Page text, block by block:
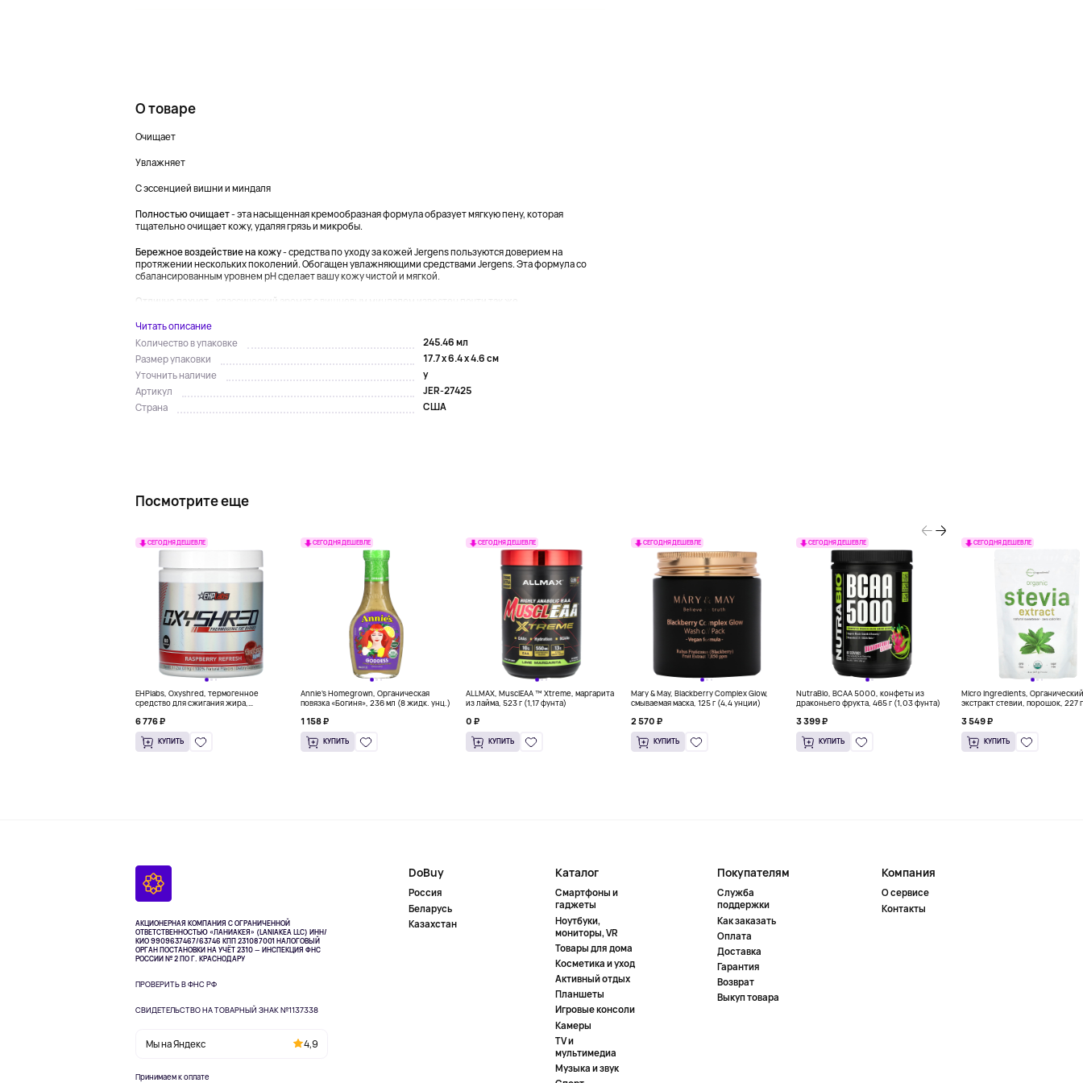
О товаре
Очищает
Увлажняет
С эссенцией вишни и миндаля
Полностью очищает- эта насыщенная кремообразная формула образует мягкую пену, которая
тщательно очищает кожу, удаляя грязь и микробы.
Бережное воздействие на кожу- средства по уходу за кожей Jergens пользуются доверием на
протяжении нескольких поколений. Обогащен увлажняющими средствами Jergens. Эта формула со
сбалансированным уровнем pH сделает вашу кожу чистой и мягкой.
Отлично пахнет - классический аромат с вишневым миндалем известен почти так же, ...
Читать описание
Количество в упаковке
245.46 мл
Размер упаковки
17.7 x 6.4 x 4.6 см
Уточнить наличие
y
Артикул
JER-27425
Страна
США
Посмотрите еще
СЕГОДНЯ ДЕШЕВЛЕ
EHPlabs, Oxyshred, термогенное
средство для сжигания жира,
унции)
6 776 ₽
КУПИТЬ
СЕГОДНЯ ДЕШЕВЛЕ
Annie's Homegrown, Органическая
повязка «Богиня», 236 мл (8 жидк. унц.)
1 158 ₽
КУПИТЬ
СЕГОДНЯ ДЕШЕВЛЕ
ALLMAX, MusclEAA ™ Xtreme, маргарита
из лайма, 523 г (1,17 фунта)
0 ₽
КУПИТЬ
СЕГОДНЯ ДЕШЕВЛЕ
Mary & May, Blackberry Complex Glow,
смываемая маска, 125 г (4,4 унции)
2 570 ₽
КУПИТЬ
СЕГОДНЯ ДЕШЕВЛЕ
NutraBio, BCAA 5000, конфеты из
драконьего фрукта, 465 г (1,03 фунта)
3 399 ₽
КУПИТЬ
СЕГОДНЯ ДЕШЕВЛЕ
Micro Ingredients, Органический
экстракт стевии, порошок, 227
3 549 ₽
КУПИТЬ
АКЦИОНЕРНАЯ КОМПАНИЯ С ОГРАНИЧЕННОЙ
ОТВЕТСТВЕННОСТЬЮ «ЛАНИАКЕЯ» (LANIAKEA LLC) ИНН/
КИО 9909637467/63746 КПП 231087001НАЛОГОВЫЙ
ОРГАН ПОСТАНОВКИ НА УЧЁТ 2310 — ИНСПЕКЦИЯ ФНС
РОССИИ № 2 ПО Г. КРАСНОДАРУ
ПРОВЕРИТЬ В ФНС РФ
СВИДЕТЕЛЬСТВО НА ТОВАРНЫЙ ЗНАК №1137338
Мы на Яндекс 4,9
Принимаем к оплате
DoBuy
Россия
Беларусь
Казахстан
Каталог
Смартфоны и
гаджеты
Ноутбуки,
мониторы, VR
Товары для дома
Косметика и уход
Активный отдых
Планшеты
Игровые консоли
Камеры
TV и
мультимедиа
Музыка и звук
Покупателям
Служба
поддержки
Как заказать
Оплата
Доставка
Гарантия
Возврат
Выкуп товара
Компания
О сервисе
Контакты